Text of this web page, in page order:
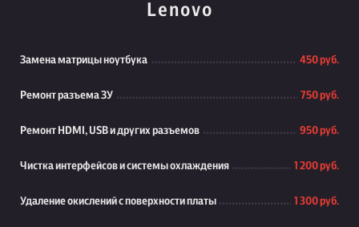
Lenovo
Замена матрицы ноутбука 450 руб.
Ремонт разъема ЗУ 750 руб.
Ремонт HDMI, USB и других разъемов 950 руб.
Чистка интерфейсов и системы охлаждения 1 200 руб.
Удаление окислений с поверхности платы 1 300 руб.